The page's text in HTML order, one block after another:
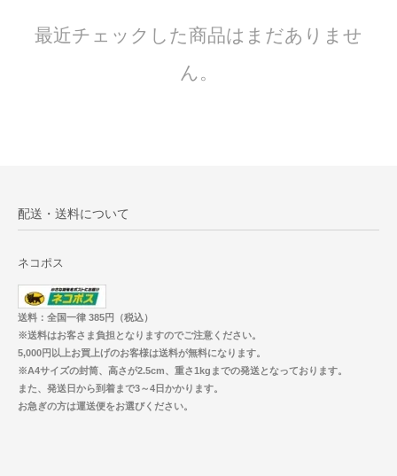
最近チェックした商品はまだありませ
ん。
配送・送料について
ネコポス
送料：全国一律 385円（税込）
※送料はお客さま負担となりますのでご注意ください。
5,000円以上お買上げのお客様は送料が無料になります。
※A4サイズの封筒、高さが2.5cm、重さ1kgまでの発送となっております。
また、発送日から到着まで3～4日かかります。
お急ぎの方は運送便をお選びください。